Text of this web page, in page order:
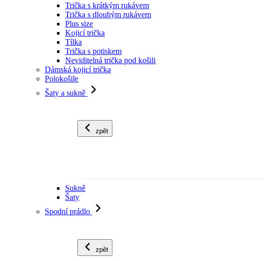
Trička s krátkým rukávem
Trička s dlouhým rukávem
Plus size
Kojicí trička
Tílka
Trička s potiskem
Neviditelná trička pod košili
Dámská kojicí trička
Polokošile
Šaty a sukně
zpět
Sukně
Šaty
Spodní prádlo
zpět